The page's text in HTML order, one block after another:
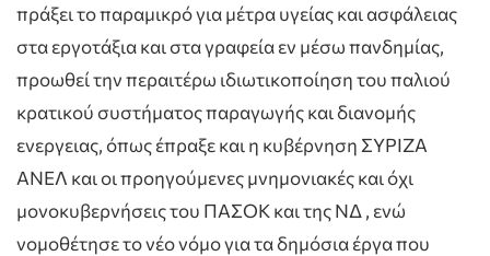
πράξει το παραμικρό για μέτρα υγείας και ασφάλειας
στα εργοτάξια και στα γραφεία εν μέσω πανδημίας,
προωθεί την περαιτέρω ιδιωτικοποίηση του παλιού
κρατικού συστήματος παραγωγής και διανομής
ενεργειας, όπως έπραξε και η κυβέρνηση ΣΥΡΙΖΑ
ΑΝΕΛ και οι προηγούμενες μνημονιακές και όχι
μονοκυβερνήσεις του ΠΑΣΟΚ και της ΝΔ , ενώ
νομοθέτησε το νέο νόμο για τα δημόσια έργα που